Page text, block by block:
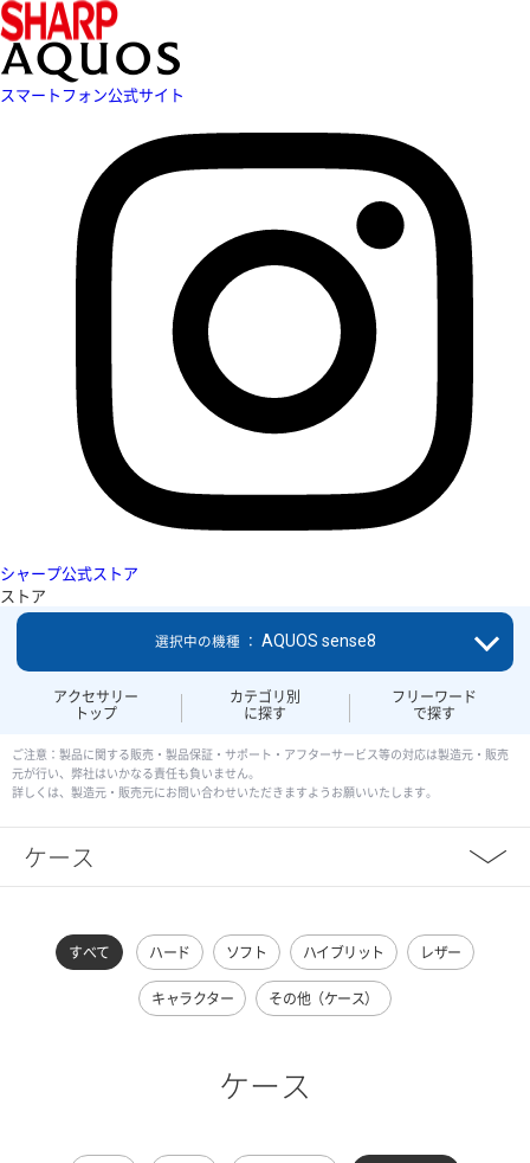
スマートフォン公式サイト
シャープ公式ストア
ストア
アクセサリー
トップ
カテゴリ別
に探す
フリーワード
で探す
選択中の機種 ： AQUOS sense8
ご注意：製品に関する販売・製品保証・サポート・アフターサービス等の対応は製造元・販売
元が行い、弊社はいかなる責任も負いません。
詳しくは、製造元・販売元にお問い合わせいただきますようお願いいたします。
ケース
すべて ハード ソフト ハイブリット レザー
キャラクター その他（ケース）
ケース